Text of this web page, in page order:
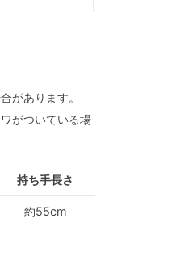
があります。
がついている場
持ち手長さ
約55cm